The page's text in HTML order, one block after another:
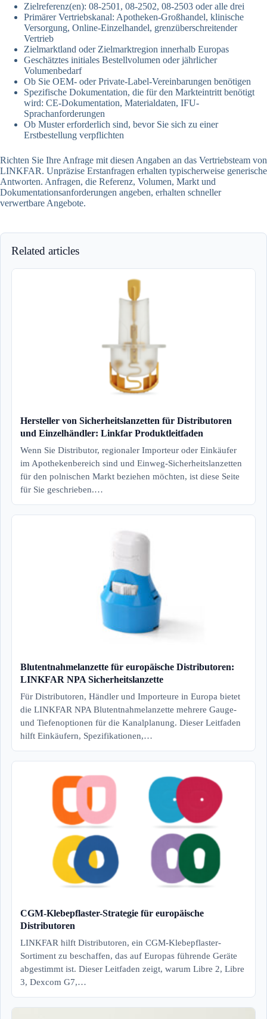
Zielreferenz(en): 08-2501, 08-2502, 08-2503 oder alle drei
Primärer Vertriebskanal: Apotheken-Großhandel, klinische
Versorgung, Online-Einzelhandel, grenzüberschreitender
Vertrieb
Zielmarktland oder Zielmarktregion innerhalb Europas
Geschätztes initiales Bestellvolumen oder jährlicher
Volumenbedarf
Ob Sie OEM- oder Private-Label-Vereinbarungen benötigen
Spezifische Dokumentation, die für den Markteintritt benötigt
wird: CE-Dokumentation, Materialdaten, IFU-
Sprachanforderungen
Ob Muster erforderlich sind, bevor Sie sich zu einer
Erstbestellung verpflichten
Richten Sie Ihre Anfrage mit diesen Angaben an das Vertriebsteam von
LINKFAR. Unpräzise Erstanfragen erhalten typischerweise generische
Antworten. Anfragen, die Referenz, Volumen, Markt und
Dokumentationsanforderungen angeben, erhalten schneller
verwertbare Angebote.
Related articles
Hersteller von Sicherheitslanzetten für Distributoren
und Einzelhändler: Linkfar Produktleitfaden
Wenn Sie Distributor, regionaler Importeur oder Einkäufer
im Apothekenbereich sind und Einweg-Sicherheitslanzetten
für den polnischen Markt beziehen möchten, ist diese Seite
für Sie geschrieben.…
Blutentnahmelanzette für europäische Distributoren:
LINKFAR NPA Sicherheitslanzette
Für Distributoren, Händler und Importeure in Europa bietet
die LINKFAR NPA Blutentnahmelanzette mehrere Gauge-
und Tiefenoptionen für die Kanalplanung. Dieser Leitfaden
hilft Einkäufern, Spezifikationen,…
CGM-Klebepflaster-Strategie für europäische
Distributoren
LINKFAR hilft Distributoren, ein CGM-Klebepflaster-
Sortiment zu beschaffen, das auf Europas führende Geräte
abgestimmt ist. Dieser Leitfaden zeigt, warum Libre 2, Libre
3, Dexcom G7,…